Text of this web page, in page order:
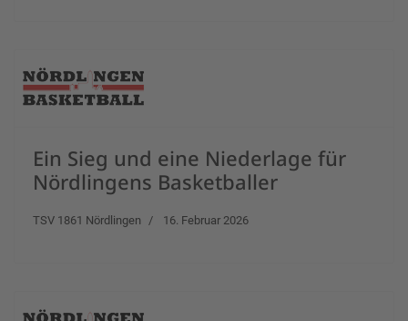
Ein Sieg und eine Niederlage für
Nördlingens Basketballer
TSV 1861 Nördlingen 16. Februar 2026